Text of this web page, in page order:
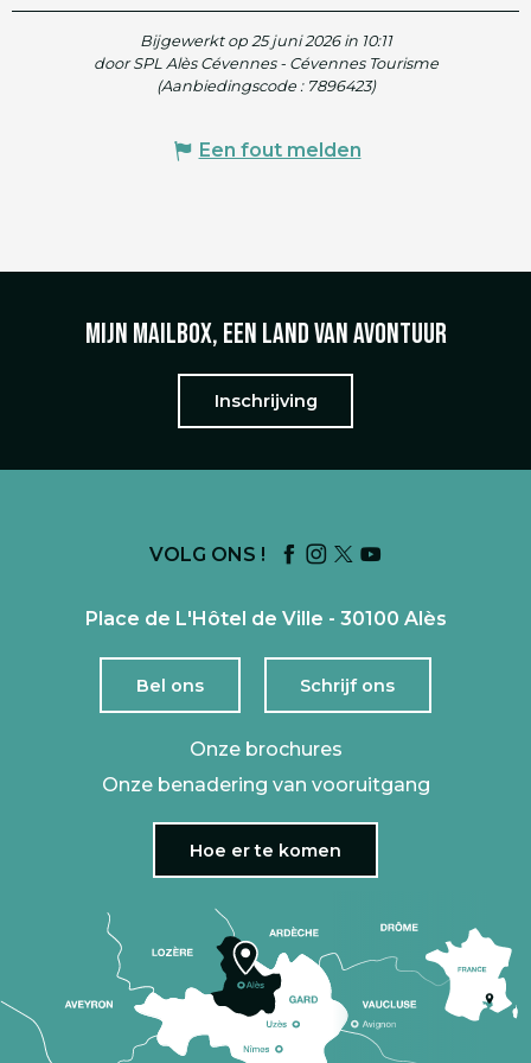
Bijgewerkt op 25 juni 2026 in 10:11
door SPL Alès Cévennes - Cévennes Tourisme
(Aanbiedingscode : 7896423)
Een fout melden
Mijn mailbox, een land van avontuur
Inschrijving
VOLG ONS !
Place de L'Hôtel de Ville - 30100 Alès
Bel ons Schrijf ons
Onze brochures
Onze benadering van vooruitgang
Hoe er te komen